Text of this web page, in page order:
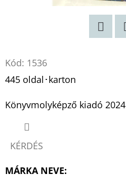
Kód: 1536
445 oldal･karton
Könyvmolyképző kiadó 2024
KÉRDÉS
MÁRKA NEVE: